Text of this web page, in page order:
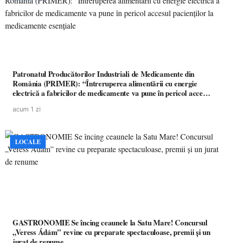
Patronatul Producătorilor Industriali de Medicamente din
România (PRIMER): “Întreruperea alimentării cu energie
electrică a fabricilor de medicamente va pune în pericol accesul
acum 1 zi
LOCALE
GASTRONOMIE Se încing ceaunele la Satu Mare! Concursul
„Veress Ádám” revine cu preparate spectaculoase, premii și un